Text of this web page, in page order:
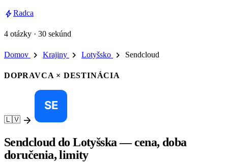
boltRadca
4 otázky · 30 sekúnd
Domov chevron_right Krajiny chevron_right Lotyšsko chevron_right Sendcloud
DOPRAVCA × DESTINÁCIA
🇱🇻 arrow_forward
Sendcloud do Lotyšska — cena, doba
doručenia, limity